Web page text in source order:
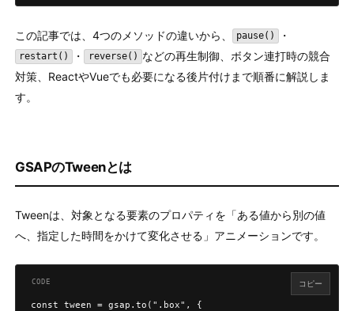
この記事では、4つのメソッドの違いから、 pause() ・
restart() ・ reverse() などの再生制御、ボタン連打時の競合
対策、ReactやVueでも必要になる後片付けまで順番に解説しま
す。
GSAPのTweenとは
Tweenは、対象となる要素のプロパティを「ある値から別の値
へ、指定した時間をかけて変化させる」アニメーションです。
const tween = gsap.to(".box", {
コピー